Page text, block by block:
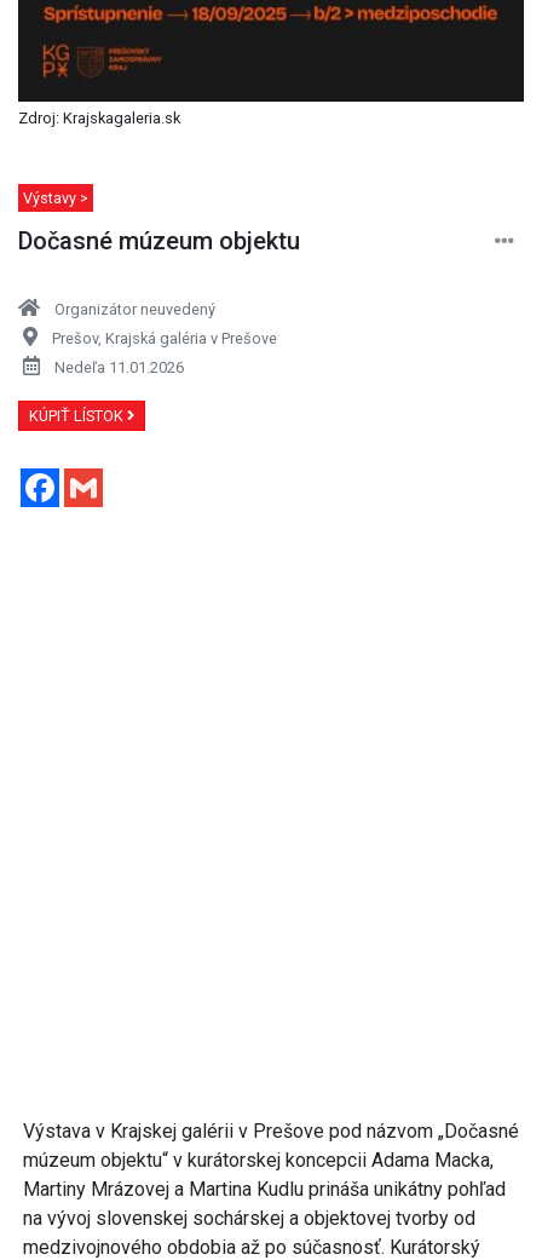
Zdroj: Krajskagaleria.sk
Výstavy >
Dočasné múzeum objektu
Organizátor neuvedený
Prešov, Krajská galéria v Prešove
Nedeľa 11.01.2026
KÚPIŤ LÍSTOK
Facebook
Výstava v Krajskej galérii v Prešove pod názvom „Dočasné
múzeum objektu“ v kurátorskej koncepcii Adama Macka,
Martiny Mrázovej a Martina Kudlu prináša unikátny pohľad
na vývoj slovenskej sochárskej a objektovej tvorby od
medzivojnového obdobia až po súčasnosť. Kurátorský